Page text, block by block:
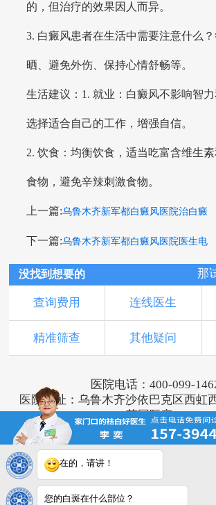
的，但治疗的效果因人而异。
3. 白癜风患者在生活中需要注意什么
晒、避免外伤、保持心情舒畅等。
生活建议：1. 就业：白癜风不影响智
选择适合自己的工作，增强自信。
2. 饮食：均衡饮食，适当吃富含维生
食物，避免辛辣刺激食物。
上一篇:乌鲁木齐新军都白癜风医院治白癜
下一篇:乌鲁木齐新军都白癜风医院医生电
没找到想要的 那
查询费用 连线医生
精准筛查 其他疑问
医院电话：400-099-
医院地址：乌鲁木齐沙依巴克区西虹
莱国际旁」
版权所有：乌鲁木齐新军都皮
新ICP备16001749号-3
注：本网站信息仅供参考，不能作为
据，服用药物或进行治疗时请遵医嘱
用文章涉及版权问题，请与我
在的，请讲！
您的白斑在什么部位？